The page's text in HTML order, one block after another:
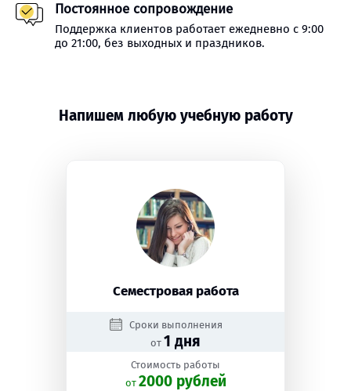
Постоянное сопровождение
Поддержка клиентов работает ежедневно с 9:00
до 21:00, без выходных и праздников.
Напишем любую учебную работу
Семестровая работа
Сроки выполнения
от 1 дня
Стоимость работы
oт 2000 рублей